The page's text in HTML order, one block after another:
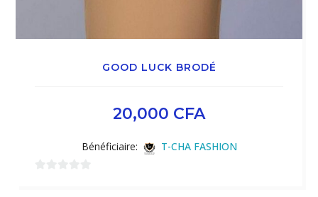
GOOD LUCK BRODÉ
20,000 CFA
Bénéficiaire: T-CHA FASHION